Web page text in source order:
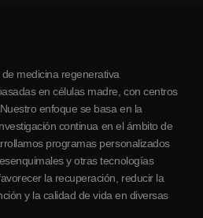
medicina regenerativa
en células madre, con centros
enfoque se basa en la
continua en el ámbito de
programas personalizados
y otras tecnologías
la recuperación, reducir la
y la calidad de vida en diversas